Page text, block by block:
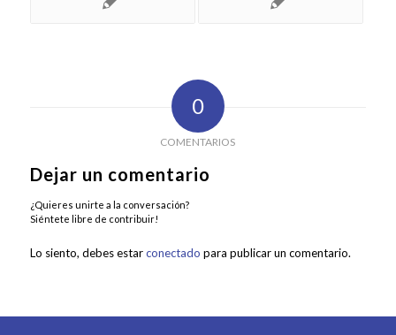
0
COMENTARIOS
Dejar un comentario
¿Quieres unirte a la conversación?
Siéntete libre de contribuir!
Lo siento, debes estarconectado para publicar un comentario.